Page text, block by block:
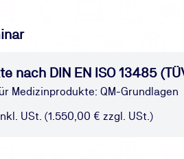
nach DIN EN ISO 13485
Medizinprodukte: QM-Grundlagen
USt. (1.550,00 € zzgl. USt.)